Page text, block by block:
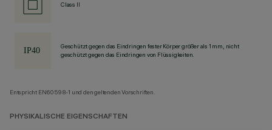
Class II
Geschützt gegen das Eindringen fester Körper größer als 1 mm, nicht
geschützt gegen das Eindringen von Flüssigkeiten.
Entspricht EN60598-1 und den geltenden Vorschriften.
PHYSIKALISCHE EIGENSCHAFTEN